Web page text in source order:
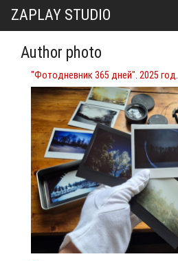
ZAPLAY STUDIO
Author photo
"Фотодневник 365 дней". 2025 год.